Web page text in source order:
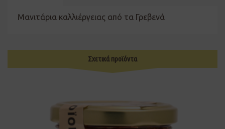
Μανιτάρια καλλιέργειας από τα Γρεβενά
Σχετικά προϊόντα